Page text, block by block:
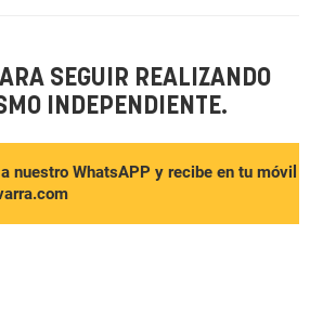
SEGUIR REALIZANDO
INDEPENDIENTE.
nuestro WhatsAPP y recibe en tu móvil